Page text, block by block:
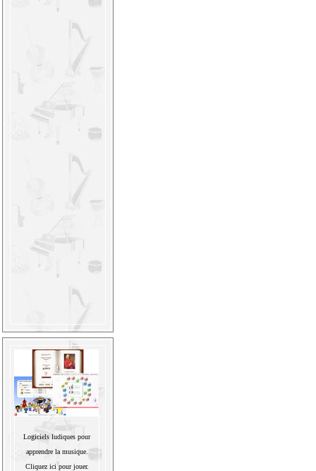
Logiciels ludiques pour
apprendre la musique.
Cliquez ici pour jouer.